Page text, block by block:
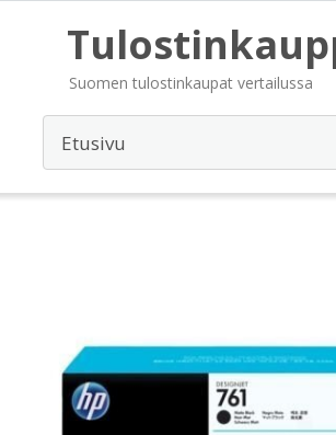
Suomen tulostinkaupat vertailussa